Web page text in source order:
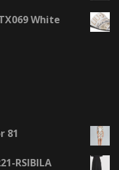
White
81
RSIBILA